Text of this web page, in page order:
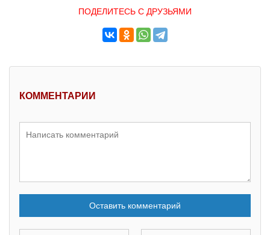
ПОДЕЛИТЕСЬ С ДРУЗЬЯМИ
КОММЕНТАРИИ
Оставить комментарий